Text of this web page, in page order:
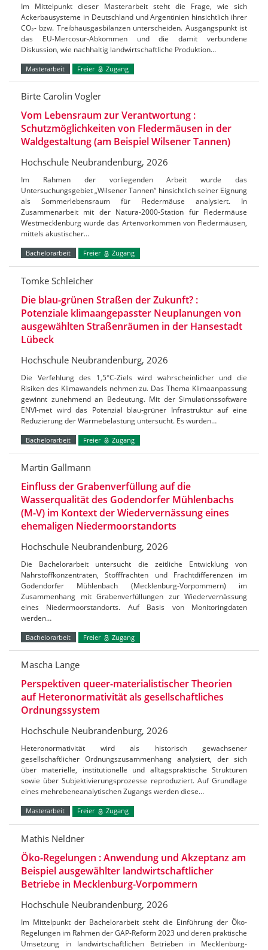
Im Mittelpunkt dieser Masterarbeit steht die Frage, wie sich
Ackerbausysteme in Deutschland und Argentinien hinsichtlich ihrer
CO₂- bzw. Treibhausgasbilanzen unterscheiden. Ausgangspunkt ist
das EU-Mercosur-Abkommen und die damit verbundene
Diskussion, wie nachhaltig landwirtschaftliche Produktion…
Masterarbeit Freier Zugang
Birte Carolin Vogler
Vom Lebensraum zur Verantwortung :
Schutzmöglichkeiten von Fledermäusen in der
Waldgestaltung (am Beispiel Wilsener Tannen)
Hochschule Neubrandenburg, 2026
Im Rahmen der vorliegenden Arbeit wurde das
Untersuchungsgebiet „Wilsener Tannen“ hinsichtlich seiner Eignung
als Sommerlebensraum für Fledermäuse analysiert. In
Zusammenarbeit mit der Natura-2000-Station für Fledermäuse
Westmecklenburg wurde das Artenvorkommen von Fledermäusen,
mittels akustischer…
Bachelorarbeit Freier Zugang
Tomke Schleicher
Die blau-grünen Straßen der Zukunft? :
Potenziale klimaangepasster Neuplanungen von
ausgewählten Straßenräumen in der Hansestadt
Lübeck
Hochschule Neubrandenburg, 2026
Die Verfehlung des 1,5°C-Ziels wird wahrscheinlicher und die
Risiken des Klimawandels nehmen zu. Das Thema Klimaanpassung
gewinnt zunehmend an Bedeutung. Mit der Simulationssoftware
ENVI-met wird das Potenzial blau-grüner Infrastruktur auf eine
Reduzierung der Wärmebelastung untersucht. Es wurden…
Bachelorarbeit Freier Zugang
Martin Gallmann
Einfluss der Grabenverfüllung auf die
Wasserqualität des Godendorfer Mühlenbachs
(M-V) im Kontext der Wiedervernässung eines
ehemaligen Niedermoorstandorts
Hochschule Neubrandenburg, 2026
Die Bachelorarbeit untersucht die zeitliche Entwicklung von
Nährstoffkonzentraten, Stofffrachten und Frachtdifferenzen im
Godendorfer Mühlenbach (Mecklenburg-Vorpommern) im
Zusammenhang mit Grabenverfüllungen zur Wiedervernässung
eines Niedermoorstandorts. Auf Basis von Monitoringdaten
werden…
Bachelorarbeit Freier Zugang
Mascha Lange
Perspektiven queer-materialistischer Theorien
auf Heteronormativität als gesellschaftliches
Ordnungssystem
Hochschule Neubrandenburg, 2026
Heteronormativität wird als historisch gewachsener
gesellschaftlicher Ordnungszusammenhang analysiert, der sich
über materielle, institutionelle und alltagspraktische Strukturen
sowie über Subjektivierungsprozesse reproduziert. Auf Grundlage
eines mehrebeneanalytischen Zugangs werden diese…
Masterarbeit Freier Zugang
Mathis Neldner
Öko-Regelungen : Anwendung und Akzeptanz am
Beispiel ausgewählter landwirtschaftlicher
Betriebe in Mecklenburg-Vorpommern
Hochschule Neubrandenburg, 2026
Im Mittelpunkt der Bachelorarbeit steht die Einführung der Öko-
Regelungen im Rahmen der GAP-Reform 2023 und deren praktische
Umsetzung in landwirtschaftlichen Betrieben in Mecklenburg-